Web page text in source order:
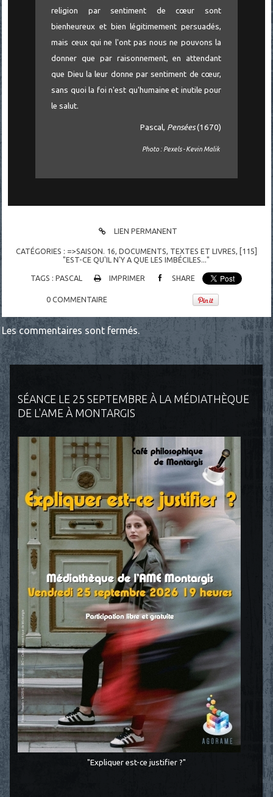
SÉANCE LE 25 SEPTEMBRE À LA MÉDIATHÈQUE
DE L'AME À MONTARGIS
"Expliquer est-ce justifier ?"
religion par sentiment de cœur sont
bienheureux et bien légitimement persuadés,
mais ceux qui ne l'ont pas nous ne pouvons la
donner que par raisonnement, en attendant
que Dieu la leur donne par sentiment de cœur,
sans quoi la foi n'est qu'humaine et inutile pour
le salut.
Pascal, Pensées(1670)
Photo : Pexels - Kevin Malik
LIEN PERMANENT
CATÉGORIES : =>SAISON. 16 DOCUMENTS TEXTES ET LIVRES
[115]
"EST-CE QU'IL N'Y A QUE LES IMBÉCILES..."
TAGS :PASCAL IMPRIMER SHARE
0 COMMENTAIRE
Les commentaires sont fermés.